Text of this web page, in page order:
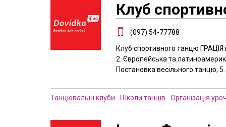
Клуб
(097) 54-77788
Клуб спортивного танцю ГРАЦІЯ
2. Європейська та
Постановка весільного танцю;
Танцювальні клуби Школи танців Організація